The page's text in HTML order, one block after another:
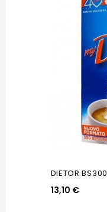
DIETOR BS300
13,10 €